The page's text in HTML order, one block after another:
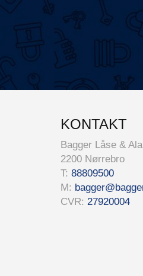
KONTAKT
Bagger Låse &
2200 Nørrebro
T: 88809500
M:
CVR: 27920004